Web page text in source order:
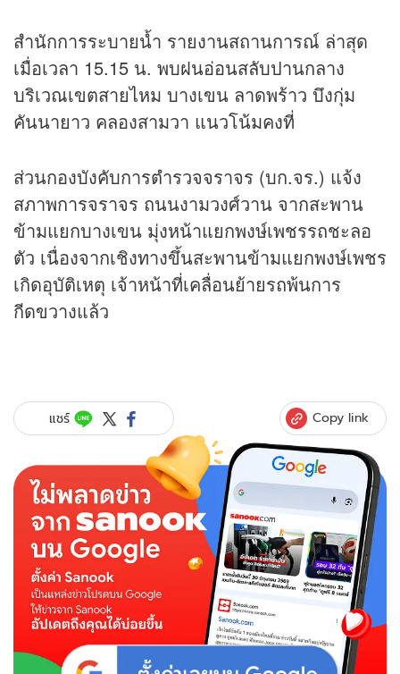
สำนักการระบายน้ำ รายงานสถานการณ์ ล่าสุด
เมื่อเวลา 15.15 น. พบฝนอ่อนสลับปานกลาง
บริเวณเขตสายไหม บางเขน ลาดพร้าว บึงกุ่ม
คันนายาว คลองสามวา แนวโน้มคงที่
ส่วนกองบังคับการตำรวจจราจร (บก.จร.) แจ้ง
สภาพการจราจร ถนนงามวงศ์วาน จากสะพาน
ข้ามแยกบางเขน มุ่งหน้าแยกพงษ์เพชรรถชะลอ
ตัว เนื่องจากเชิงทางขึ้นสะพานข้ามแยกพงษ์เพชร
เกิดอุบัติเหตุ เจ้าหน้าที่เคลื่อนย้ายรถพ้นการ
กีดขวางแล้ว
แชร์ Copy link